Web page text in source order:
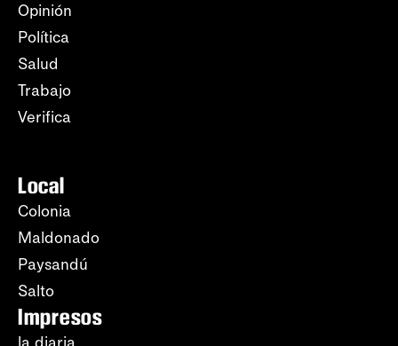
Opinión
Política
Salud
Trabajo
Verifica
Local
Colonia
Maldonado
Paysandú
Salto
Impresos